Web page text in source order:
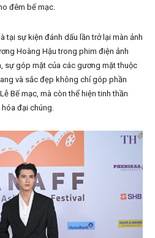
đêm bế mạc.
tại sự kiện đánh dấu lần trở lại màn ảnh
Hoàng Hậu trong phim điện ảnh
sự góp mặt của các gương mặt thuộc
và sắc đẹp không chỉ góp phần
Bế mạc, mà còn thể hiện tinh thần
đại chúng.